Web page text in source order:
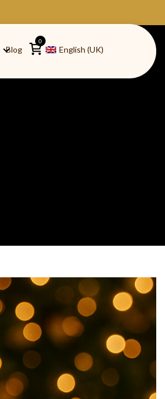
Blog
0
English (UK)